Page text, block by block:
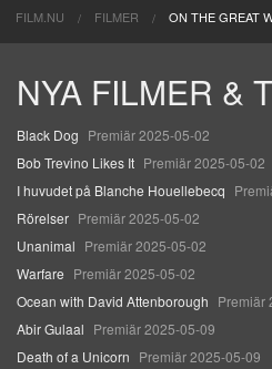
FILM.NU FILMER ON THE GREAT
NYA FILMER &
Black Dog Premiär 2025-05-02
Bob Trevino Likes It Premiär 2025-05-02
I huvudet på Blanche Houellebecq
Rörelser Premiär 2025-05-02
Unanimal Premiär 2025-05-02
Warfare Premiär 2025-05-02
Ocean with David Attenborough Premiär
Abir Gulaal Premiär 2025-05-09
Death of a Unicorn Premiär 2025-05-09